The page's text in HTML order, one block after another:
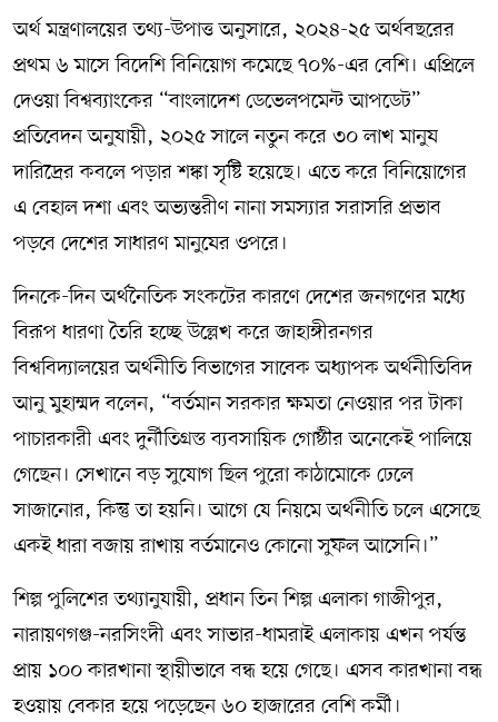
অর্থ মন্ত্রণালয়ের তথ্য-উপাত্ত অনুসারে, ২০২৪-২৫ অর্থবছরের
প্রথম ৬ মাসে বিদেশি বিনিয়োগ কমেছে ৭০%-এর বেশি। এপ্রিলে
দেওয়া বিশ্বব্যাংকের “বাংলাদেশ ডেভেলপমেন্ট আপডেট”
প্রতিবেদন অনুযায়ী, ২০২৫ সালে নতুন করে ৩০ লাখ মানুষ
দারিদ্রের কবলে পড়ার শঙ্কা সৃষ্টি হয়েছে। এতে করে বিনিয়োগের
এ বেহাল দশা এবং অভ্যন্তরীণ নানা সমস্যার সরাসরি প্রভাব
পড়বে দেশের সাধারণ মানুষের ওপরে।
দিনকে-দিন অর্থনৈতিক সংকটের কারণে দেশের জনগণের মধ্যে
বিরূপ ধারণা তৈরি হচ্ছে উল্লেখ করে জাহাঙ্গীরনগর
বিশ্ববিদ্যালয়ের অর্থনীতি বিভাগের সাবেক অধ্যাপক অর্থনীতিবিদ
আনু মুহাম্মদ বলেন, “বর্তমান সরকার ক্ষমতা নেওয়ার পর টাকা
পাচারকারী এবং দুর্নীতিগ্রস্ত ব্যবসায়িক গোষ্ঠীর অনেকেই পালিয়ে
গেছেন। সেখানে বড় সুযোগ ছিল পুরো কাঠামোকে ঢেলে
সাজানোর, কিন্তু তা হয়নি। আগে যে নিয়মে অর্থনীতি চলে এসেছে
একই ধারা বজায় রাখায় বর্তমানেও কোনো সুফল আসেনি।”
শিল্প পুলিশের তথ্যানুযায়ী, প্রধান তিন শিল্প এলাকা গাজীপুর,
নারায়ণগঞ্জ-নরসিংদী এবং সাভার-ধামরাই এলাকায় এখন পর্যন্ত
প্রায় ১০০ কারখানা স্থায়ীভাবে বন্ধ হয়ে গেছে। এসব কারখানা বন্ধ
হওয়ায় বেকার হয়ে পড়েছেন ৬০ হাজারের বেশি কর্মী।